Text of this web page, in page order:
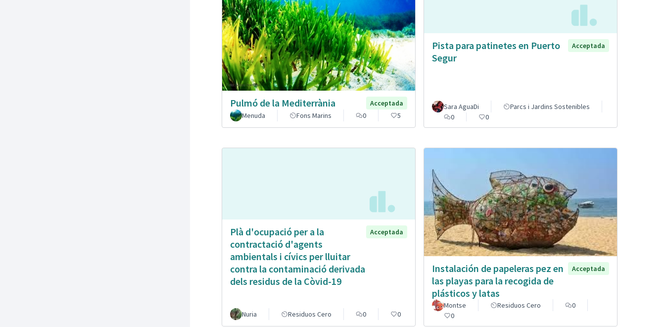
Pulmó de la Mediterrània
Acceptada
Menuda
Fons Marins 0 5
Pista para patinetes en Puerto
Segur
Acceptada
Sara AguaDi
Parcs i Jardins Sostenibles
0
0
Plà d'ocupació per a la
contractació d'agents
ambientals i cívics per lluitar
contra la contaminació derivada
dels residus de la Còvid-19
Acceptada
Nuria Residuos Cero 0 0
Instalación de papeleras pez en
las playas para la recogida de
plásticos y latas
Acceptada
Montse Residuos Cero
0
0